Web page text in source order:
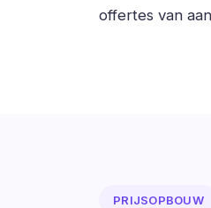
offertes van
PRIJSOPBOUW